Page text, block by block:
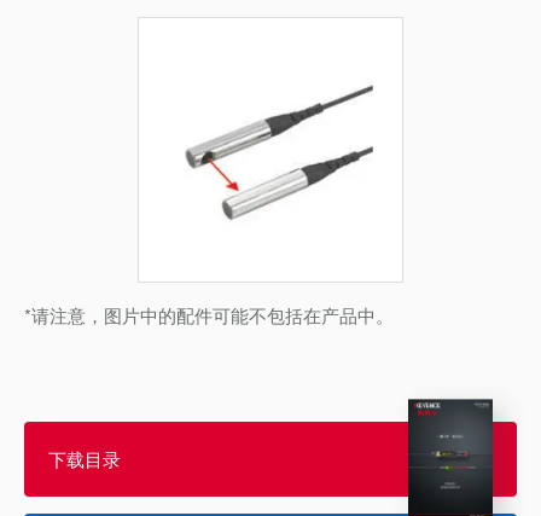
*请注意，图片中的配件可能不包括在产品中。
下载目录